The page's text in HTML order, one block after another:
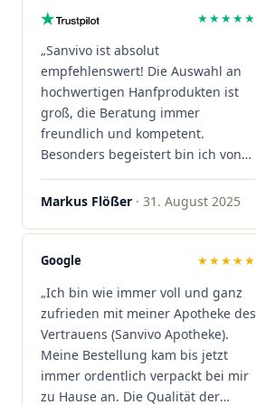
★★★★★
„Sanvivo ist absolut
empfehlenswert! Die Auswahl an
hochwertigen Hanfprodukten ist
groß, die Beratung immer
freundlich und kompetent.
Besonders begeistert bin ich von
der schnellen Rezeptannahme –
alles läuft unkompliziert und
sind extrem zügig, was mir jedes
Mal viel Zeit spart. Man merkt,
Kundenzufriedenheit an erster
Stelle stehen. Vielen Dank an das
Team von Sanvivo – ich bin
rundum begeistert!"
Markus Flößer · 31. August 2025
Google ★★★★★
„Ich bin wie immer voll und ganz
zufrieden mit meiner Apotheke des
Vertrauens (Sanvivo Apotheke).
Meine Bestellung kam bis jetzt
immer ordentlich verpackt bei mir
zu Hause an. Die Qualität der